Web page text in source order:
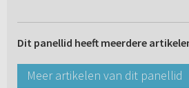
Dit panellid heeft meerdere
Meer artikelen van dit panellid